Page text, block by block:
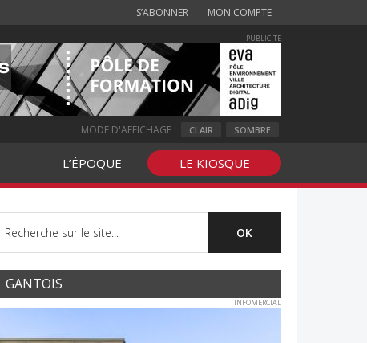
S’ABONNER MON COMPTE
PUBLICITE
MODE D'AFFICHAGE : CLAIR SOMBRE
L’ÉPOQUE LE KIOSQUE
GANTOIS
INFOMERCIAL